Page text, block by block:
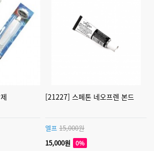
[21227] 스페톤 네오프렌 본드
엘프 15,000원
15,000원
0%